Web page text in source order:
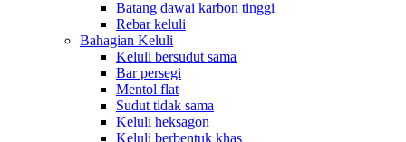
Batang dawai karbon tinggi
Rebar keluli
Bahagian Keluli
Keluli bersudut sama
Bar persegi
Mentol flat
Sudut tidak sama
Keluli heksagon
Keluli berbentuk khas